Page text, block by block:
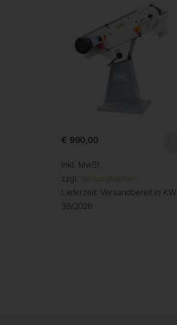
€ 990,00
inkl. MwSt.
zzgl. Versandkosten
Lieferzeit: Versandbereit in KW
39/2026